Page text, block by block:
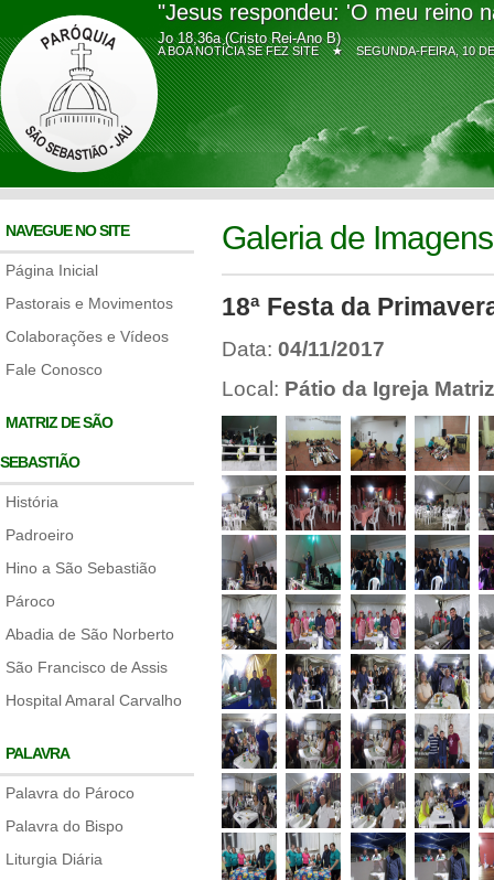
"Jesus respondeu: 'O meu reino
Jo 18,36a (Cristo Rei-Ano B)
A BOA NOTÍCIA SE FEZ SITE ★SEGUNDA-FEIRA, 10
NAVEGUE NO SITE
Página Inicial
Pastorais e Movimentos
Colaborações e Vídeos
Fale Conosco
MATRIZ DE SÃO
SEBASTIÃO
História
Padroeiro
Hino a São Sebastião
Pároco
Abadia de São Norberto
São Francisco de Assis
Hospital Amaral Carvalho
PALAVRA
Palavra do Pároco
Palavra do Bispo
Liturgia Diária
Galeria de Imagens
18ª Festa da
Data: 04/11/2017
Local: Pátio da Igreja